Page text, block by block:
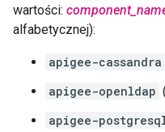
wartości:
alfabetycznej):
apigee-cassandra
apigee-openldap
apigee-